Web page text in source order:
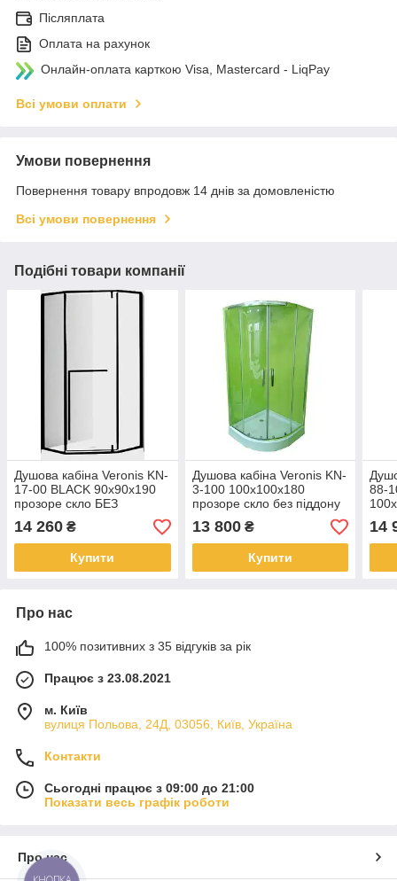
Післяплата
Оплата на рахунок
Онлайн-оплата карткою Visa, Mastercard - LiqPay
Всі умови оплати
Умови повернення
Повернення товару впродовж 14 днів за домовленістю
Всі умови повернення
Подібні товари компанії
Душова кабіна Veronis KN-
17-00 BLACK 90х90х190
прозоре скло БЕЗ
ПІДДОНУ
14 260 ₴
Купити
Душова кабіна Veronis KN-
3-100 100х100х180
прозоре скло без піддону
13 800₴
Купити
88-
14
Про нас
100% позитивних з 35 відгуків за рік
Працює з 23.08.2021
м. Київ
вулиця Польова, 24Д, 03056, Київ, Україна
Контакти
Сьогодні працює з 09:00 до 21:00
Показати весь графік роботи
Про нас